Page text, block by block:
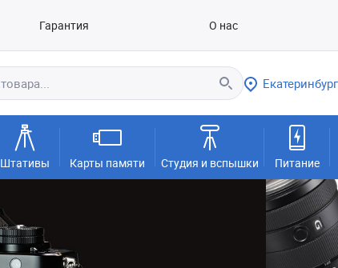
Гарантия О нас
Екатеринбург
Штативы Карты памяти Студия и вспышки Питание